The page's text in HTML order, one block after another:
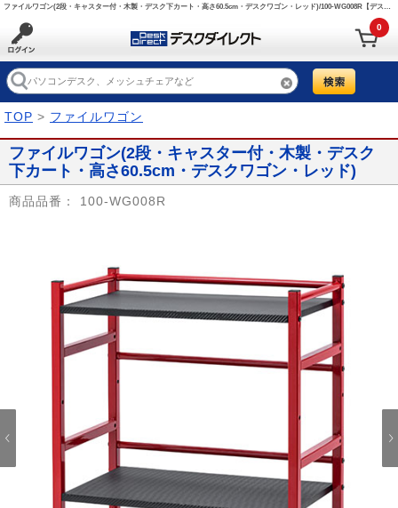
ファイルワゴン(2段・キャスター付・木製・デスク下カート・高さ60.5cm・デスクワゴン・レッド)/100-WG008R【デスクダイレクト】
0
TOP > ファイルワゴン
ファイルワゴン(2段・キャスター付・木製・デスク
下カート・高さ60.5cm・デスクワゴン・レッド)
商品品番： 100-WG008R